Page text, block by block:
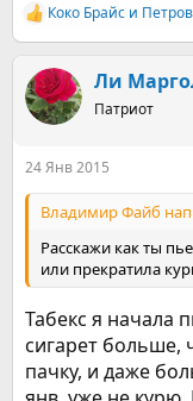
Р
е
к
ц
и
Коко Брайс и
Ли
Патриот
24 Янв 2015
Владимир Файб
Расскажи как ты
или прекратила
Табекс я начала
сигарет больше,
пачку, и даже